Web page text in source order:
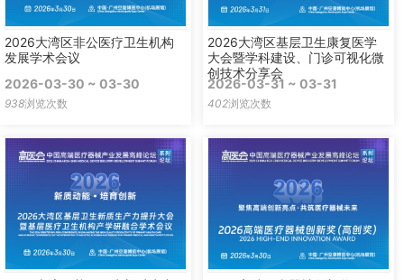
2026大湾区非公医疗卫生机构
发展学术会议
2026-03-30 ~ 03-30
938浏览次数
2026大湾区基层卫生康复医学
大会暨学科建设、门诊可视化微
创技术分享会
2026-03-31 ~ 03-31
402浏览次数